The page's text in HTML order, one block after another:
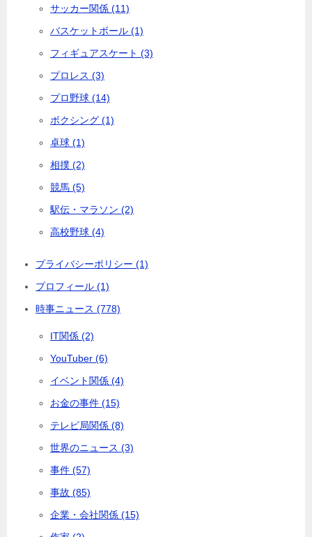
サッカー関係 (11)
バスケットボール (1)
フィギュアスケート (3)
プロレス (3)
プロ野球 (14)
ボクシング (1)
卓球 (1)
相撲 (2)
競馬 (5)
駅伝・マラソン (2)
高校野球 (4)
プライバシーポリシー (1)
プロフィール (1)
時事ニュース (778)
IT関係 (2)
YouTuber (6)
イベント関係 (4)
お金の事件 (15)
テレビ局関係 (8)
世界のニュース (3)
事件 (57)
事故 (85)
企業・会社関係 (15)